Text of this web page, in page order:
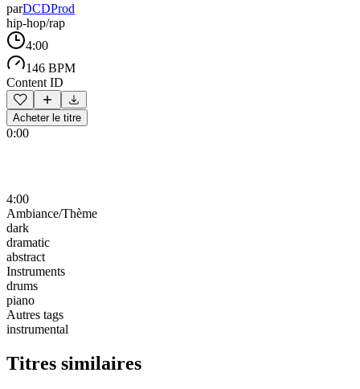
parDCDProd
hip-hop/rap
4:00
146 BPM
Content ID
Acheter le titre
0:00
4:00
Ambiance/Thème
dark
dramatic
abstract
Instruments
drums
piano
Autres tags
instrumental
Titres similaires